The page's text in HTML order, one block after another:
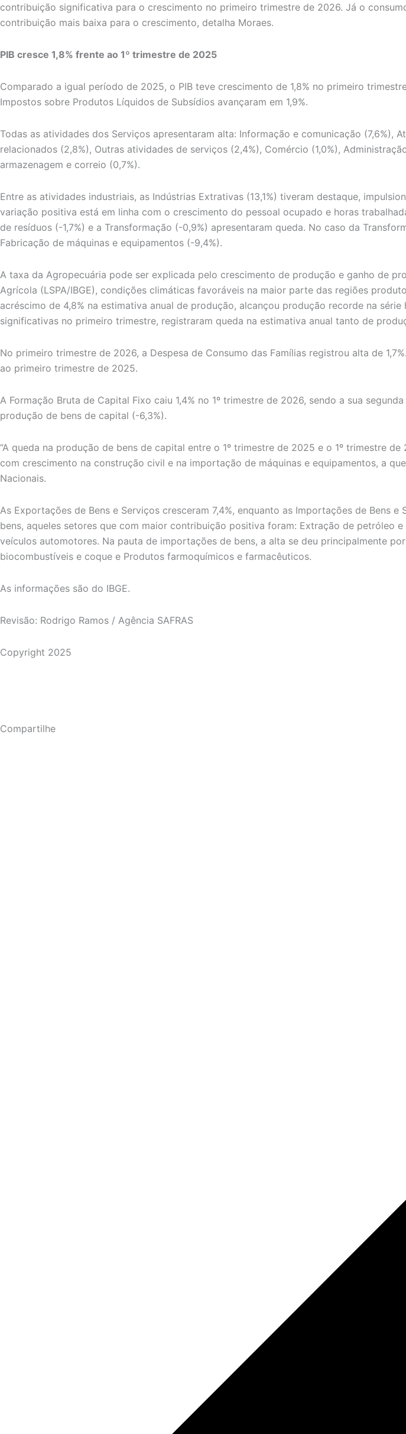
contribuição significativa para o crescimento no primeiro trimestre de 2026. Já o
contribuição mais baixa para o crescimento, detalha Moraes.
PIB cresce 1,8% frente ao 1º trimestre de 2025
Comparado a igual período de 2025, o PIB teve crescimento de 1,8% no primeiro
Impostos sobre Produtos Líquidos de Subsídios avançaram em 1,9%.
Todas as atividades dos Serviços apresentaram alta: Informação e comunicação (7,6%),
relacionados (2,8%), Outras atividades de serviços (2,4%), Comércio (1,0%),
armazenagem e correio (0,7%).
Entre as atividades industriais, as Indústrias Extrativas (13,1%) tiveram destaque,
variação positiva está em linha com o crescimento do pessoal ocupado e horas
de resíduos (-1,7%) e a Transformação (-0,9%) apresentaram queda. No caso da
Fabricação de máquinas e equipamentos (-9,4%).
A taxa da Agropecuária pode ser explicada pelo crescimento de produção e ganho de
Agrícola (LSPA/IBGE), condições climáticas favoráveis na maior parte das regiões
acréscimo de 4,8% na estimativa anual de produção, alcançou produção recorde na
significativas no primeiro trimestre, registraram queda na estimativa anual tanto de
No primeiro trimestre de 2026, a Despesa de Consumo das Famílias registrou alta de
ao primeiro trimestre de 2025.
A Formação Bruta de Capital Fixo caiu 1,4% no 1º trimestre de 2026, sendo a sua
produção de bens de capital (-6,3%).
“A queda na produção de bens de capital entre o 1º trimestre de 2025 e o 1º trimestre
com crescimento na construção civil e na importação de máquinas e equipamentos, a
Nacionais.
As Exportações de Bens e Serviços cresceram 7,4%, enquanto as Importações de Bens
bens, aqueles setores que com maior contribuição positiva foram: Extração de petróleo
veículos automotores. Na pauta de importações de bens, a alta se deu principalmente
biocombustíveis e coque e Produtos farmoquímicos e farmacêuticos.
As informações são do IBGE.
Revisão: Rodrigo Ramos / Agência SAFRAS
Copyright 2025
Compartilhe